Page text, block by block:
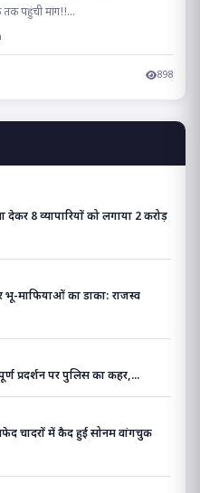
तक पहुंची मांग!!...
898
8 व्यापारियों को लगाया 2 करोड़
भू-माफियाओं का डाका: राजस्व
प्रदर्शन पर पुलिस का कहर,...
चादरों में कैद हुई सोनम वांगचुक